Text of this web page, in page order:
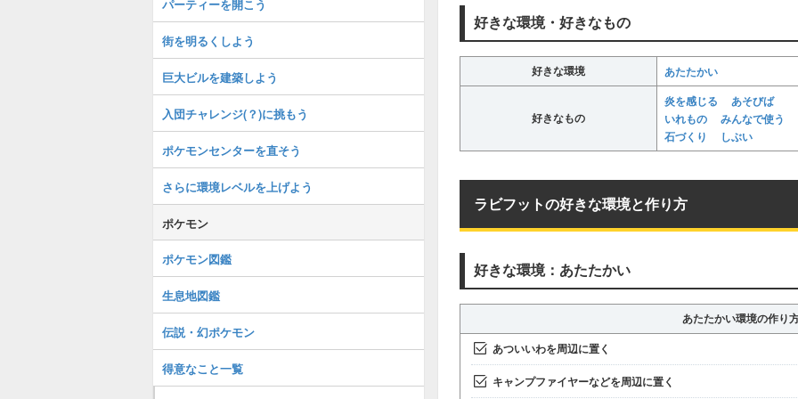
好きな環境・好きなもの
好きな環境 あたたかい
好きなもの
炎を感じる
あそびば
いれもの
みんなで使う
石づくり
しぶい
ラビフットの好きな環境と作り方
好きな環境：あたたかい
あたたかい環境の作り
あついいわを周辺に置く
キャンプファイヤーなどを周辺に置く
パーティーを開こう
街を明るくしよう
巨大ビルを建築しよう
入団チャレンジ(？)に挑もう
ポケモンセンターを直そう
さらに環境レベルを上げよう
ポケモン
ポケモン図鑑
生息地図鑑
伝説・幻ポケモン
得意なこと一覧